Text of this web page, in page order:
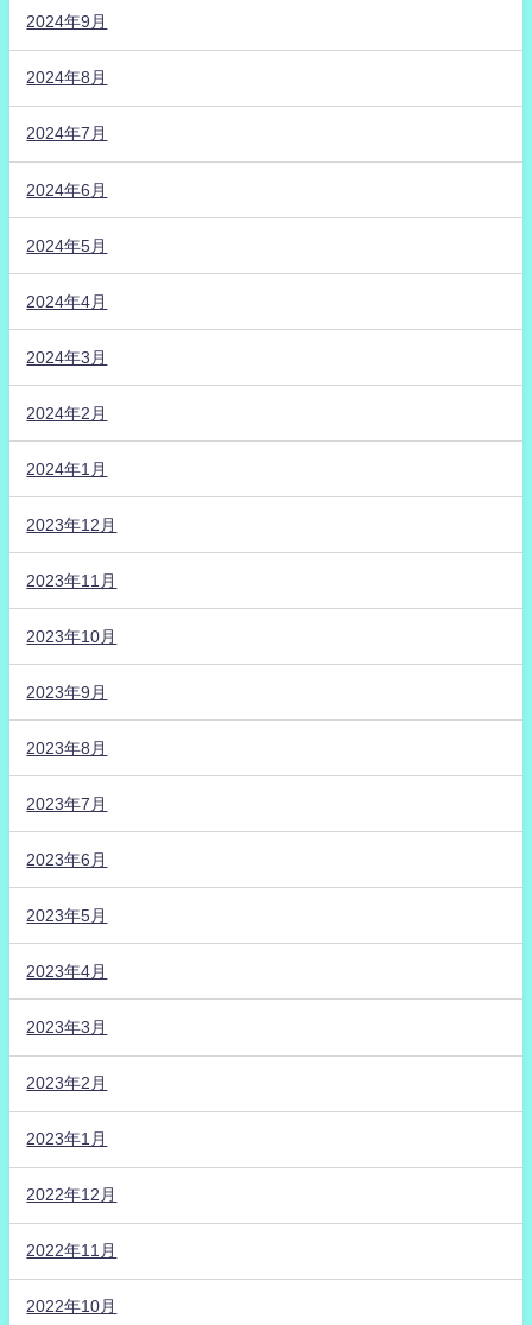
2024年9月
2024年8月
2024年7月
2024年6月
2024年5月
2024年4月
2024年3月
2024年2月
2024年1月
2023年12月
2023年11月
2023年10月
2023年9月
2023年8月
2023年7月
2023年6月
2023年5月
2023年4月
2023年3月
2023年2月
2023年1月
2022年12月
2022年11月
2022年10月